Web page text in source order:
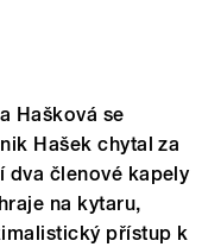
Hašková se
Hašek chytal za
dva členové kapely
na kytaru,
přístup k